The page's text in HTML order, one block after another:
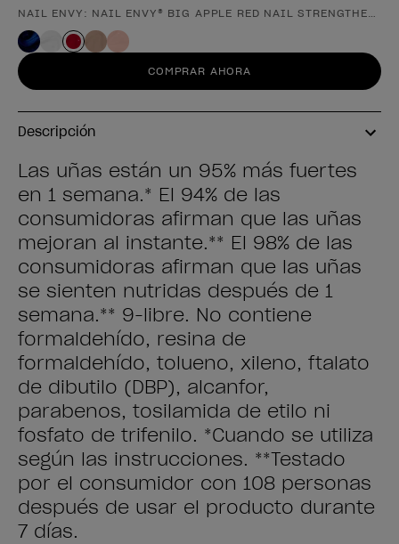
Forma del producto
NAIL ENVY: NAIL ENVY® BIG APPLE RED NAIL STRENGTHENER
COMPRAR AHORA
Descripción
Las uñas están un 95% más fuertes
en 1 semana.* El 94% de las
consumidoras afirman que las uñas
mejoran al instante.** El 98% de las
consumidoras afirman que las uñas
se sienten nutridas después de 1
semana.** 9-libre. No contiene
formaldehído, resina de
formaldehído, tolueno, xileno, ftalato
de dibutilo (DBP), alcanfor,
parabenos, tosilamida de etilo ni
fosfato de trifenilo. *Cuando se utiliza
según las instrucciones. **Testado
por el consumidor con 108 personas
después de usar el producto durante
7 días.